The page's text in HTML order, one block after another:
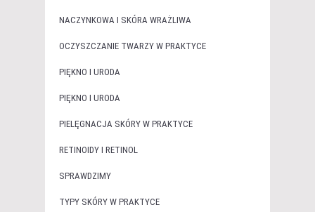
NACZYNKOWA I SKÓRA WRAŻLIWA
OCZYSZCZANIE TWARZY W PRAKTYCE
PIĘKNO I URODA
PIĘKNO I URODA
PIELĘGNACJA SKÓRY W PRAKTYCE
RETINOIDY I RETINOL
SPRAWDZIMY
TYPY SKÓRY W PRAKTYCE